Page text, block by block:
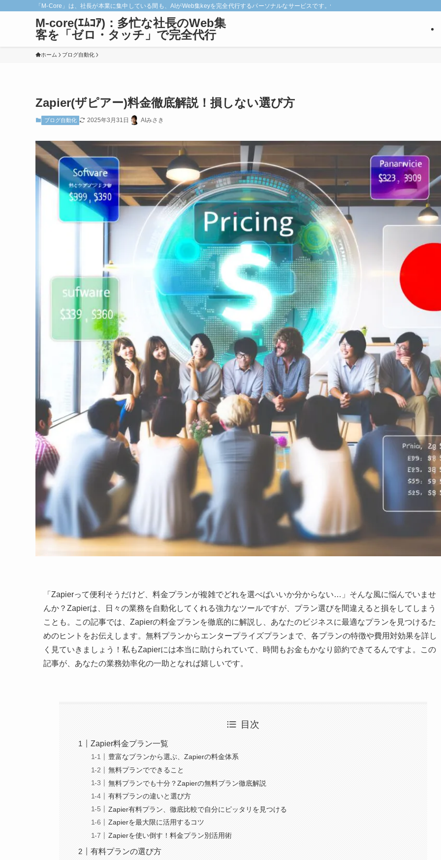
「M-Core」は、社長が本業に集中している間も、AIがWeb集keyを完全代行するパーソナルなサービスです。悩みの深い見込み客だけを狙い撃ちし
M-core(ｴﾑｺｱ)：多忙な社長のWeb集
客を「ゼロ・タッチ」で完全代行
ホーム ブログ自動化
Zapier(ザピアー)料金徹底解説！損しない選び方
ブログ自動化 2025年3月31日 AIみさき
「Zapierって便利そうだけど、料金プランが複雑でどれを選べばいいか分からない…」そんな風に悩んでいませ
んか？Zapierは、日々の業務を自動化してくれる強力なツールですが、プラン選びを間違えると損をしてしまう
ことも。この記事では、Zapierの料金プランを徹底的に解説し、あなたのビジネスに最適なプランを見つけるた
めのヒントをお伝えします。無料プランからエンタープライズプランまで、各プランの特徴や費用対効果を詳し
く見ていきましょう！私もZapierには本当に助けられていて、時間もお金もかなり節約できてるんですよ。この
記事が、あなたの業務効率化の一助となれば嬉しいです。
目次
Zapier料金プラン一覧
豊富なプランから選ぶ、Zapierの料金体系
無料プランでできること
無料プランでも十分？Zapierの無料プラン徹底解説
有料プランの違いと選び方
Zapier有料プラン、徹底比較で自分にピッタリを見つける
Zapierを最大限に活用するコツ
Zapierを使い倒す！料金プラン別活用術
有料プランの選び方